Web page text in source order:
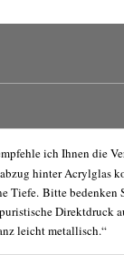
ich Ihnen die
hinter Acrylglas
Tiefe. Bitte bedenken
Direktdruck
leicht metallisch.“